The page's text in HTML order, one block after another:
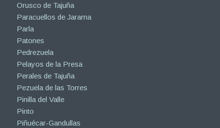
Orusco de Tajuña
Paracuellos de Jarama
Parla
Patones
Pedrezuela
Pelayos de la Presa
Perales de Tajuña
Pezuela de las Torres
Pinilla del Valle
Pinto
Piñuécar-Gandullas